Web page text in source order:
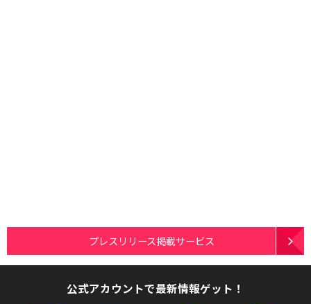
プレスリリース掲載サービス
公式アカウントで最新情報ゲット！